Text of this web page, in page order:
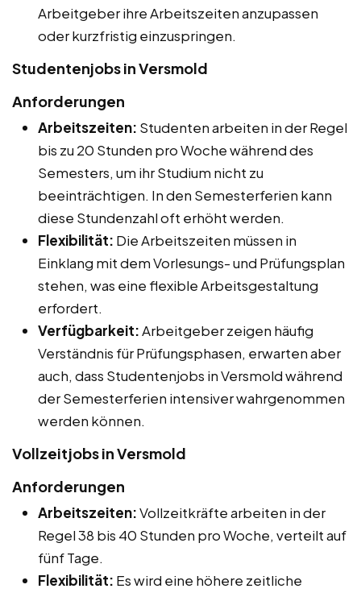
Arbeitgeber ihre Arbeitszeiten anzupassen
oder kurzfristig einzuspringen.
Studentenjobs in Versmold
Anforderungen
Arbeitszeiten: Studenten arbeiten in der Regel
bis zu 20 Stunden pro Woche während des
Semesters, um ihr Studium nicht zu
beeinträchtigen. In den Semesterferien kann
diese Stundenzahl oft erhöht werden.
Flexibilität: Die Arbeitszeiten müssen in
Einklang mit dem Vorlesungs- und Prüfungsplan
stehen, was eine flexible Arbeitsgestaltung
erfordert.
Verfügbarkeit:Arbeitgeber zeigen häufig
Verständnis für Prüfungsphasen, erwarten aber
auch, dass Studentenjobs in Versmold während
der Semesterferien intensiver wahrgenommen
werden können.
Vollzeitjobs in Versmold
Anforderungen
Arbeitszeiten:Vollzeitkräfte arbeiten in der
Regel 38 bis 40 Stunden pro Woche, verteilt auf
fünf Tage.
Flexibilität: Es wird eine höhere zeitliche